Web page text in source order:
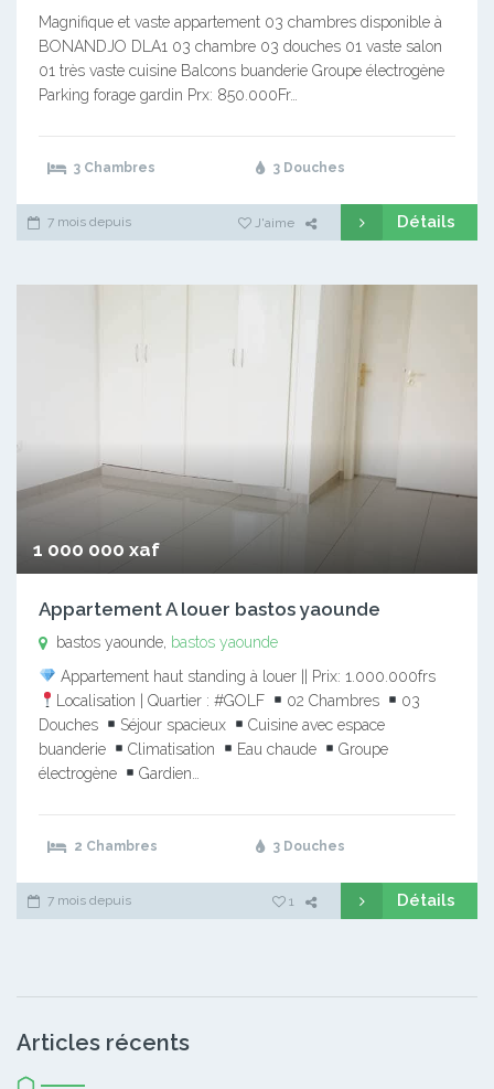
Magnifique et vaste appartement 03 chambres disponible à
BONANDJO DLA1 03 chambre 03 douches 01 vaste salon
01 très vaste cuisine Balcons buanderie Groupe électrogène
Parking forage gardin Prx: 850.000Fr…
3 Chambres 3 Douches
7 mois depuis J'aime Détails
1 000 000 xaf
Appartement A louer bastos yaounde
bastos yaounde, bastos yaounde
Appartement haut standing à louer || Prix: 1.000.000frs
Localisation | Quartier : #GOLF
02 Chambres
03
Douches
Séjour spacieux
Cuisine avec espace
buanderie
Climatisation Eau chaude
Groupe
électrogène
Gardien…
2 Chambres 3 Douches
7 mois depuis 1 Détails
Articles récents